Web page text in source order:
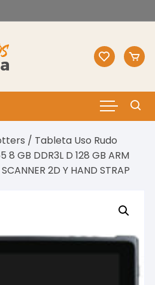
/ Tableta Uso Rudo
8 GB DDR3L D 128 GB ARM
2D Y HAND STRAP